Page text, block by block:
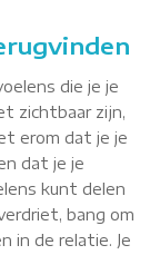
die je je
zichtbaar zijn,
erom dat je je
dat je je
kunt delen
bang om
in de relatie. Je